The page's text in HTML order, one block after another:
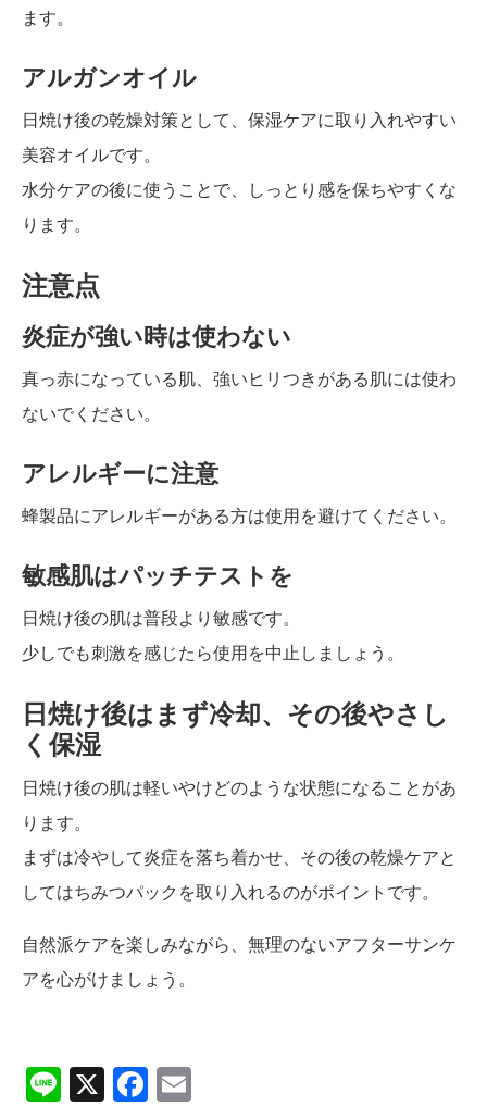
ます。
アルガンオイル
日焼け後の乾燥対策として、保湿ケアに取り入れやすい
美容オイルです。
水分ケアの後に使うことで、しっとり感を保ちやすくな
ります。
注意点
炎症が強い時は使わない
真っ赤になっている肌、強いヒリつきがある肌には使わ
ないでください。
アレルギーに注意
蜂製品にアレルギーがある方は使用を避けてください。
敏感肌はパッチテストを
日焼け後の肌は普段より敏感です。
少しでも刺激を感じたら使用を中止しましょう。
日焼け後はまず冷却、その後やさし
く保湿
日焼け後の肌は軽いやけどのような状態になることがあ
ります。
まずは冷やして炎症を落ち着かせ、その後の乾燥ケアと
してはちみつパックを取り入れるのがポイントです。
自然派ケアを楽しみながら、無理のないアフターサンケ
アを心がけましょう。
LineX Facebook